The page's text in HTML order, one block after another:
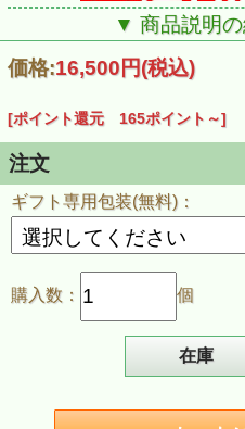
▼ 商品説明
価格:16,500円(税込)
[ポイント還元 165ポイント～]
注文
ギフト専用包装(無料)：
購入数： 個
在庫